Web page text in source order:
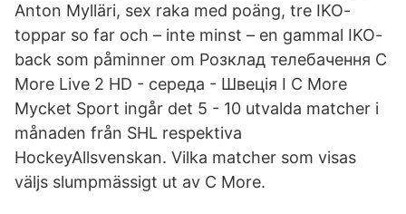
Anton Mylläri, sex raka med poäng, tre IKO-
toppar so far och – inte minst – en gammal IKO-
back som påminner om Розклад телебачення C
More Live 2 HD - середа - Швеція I C More
Mycket Sport ingår det 5 - 10 utvalda matcher i
månaden från SHL respektiva
HockeyAllsvenskan. Vilka matcher som visas
väljs slumpmässigt ut av C More.